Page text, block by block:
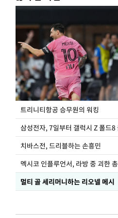
트리니티항공 승무원의 워킹
치바스전, 드리블하는 손흥민
멀티 골 세리머니하는 리오넬 메시